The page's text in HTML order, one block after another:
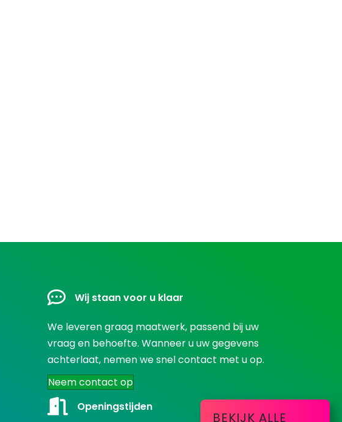
BEKIJK ALLE
Wij staan voor u klaar
We leveren graag maatwerk, passend bij uw
vraag en behoefte. Wanneer u uw gegevens
achterlaat, nemen we snel contact met u op.
Neem contact op
Openingstijden